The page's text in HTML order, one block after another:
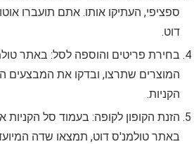
ספציפי, העתיקו אותו. אתם תועברו
דוט.
בחירת פריטים והוספה לסל: באתר
המוצרים שתרצו, ובדקו את המבצעים
הקניות.
הזנת הקופון לקופה: בעמוד סל
באתר טולמנ'ס דוט, תמצאו שדה